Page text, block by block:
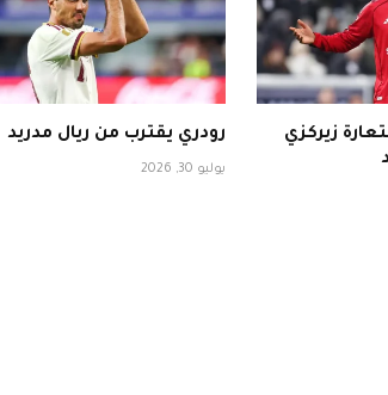
زيركزي
رودري يقترب من ريال مدريد
يوليو 30, 2026